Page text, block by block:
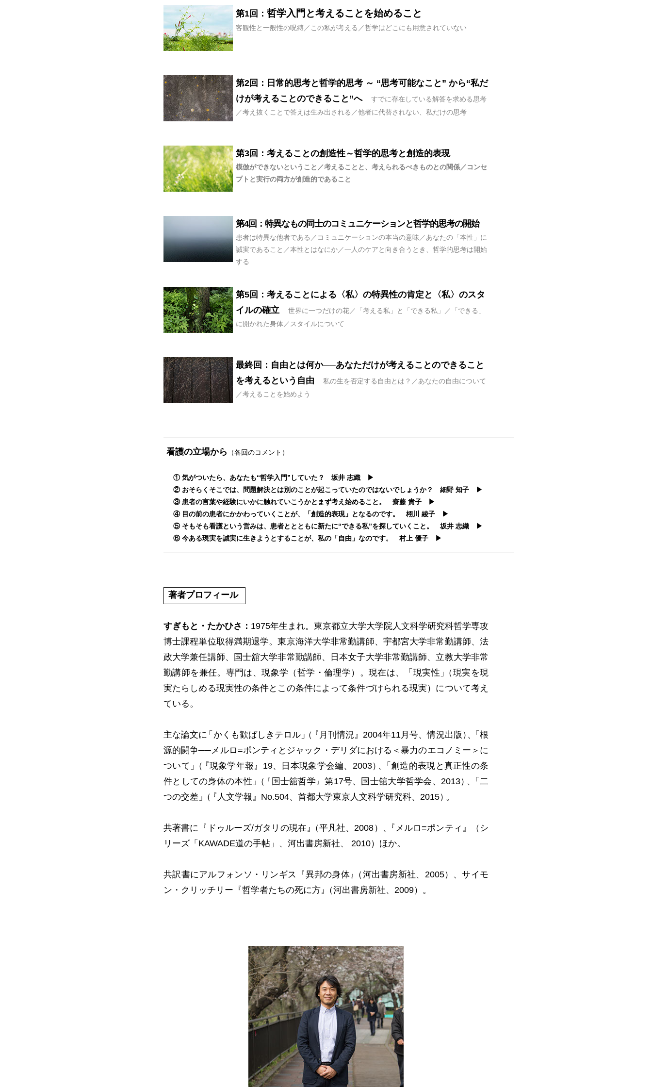
第1回： 哲学入門と考えることを始めること
客観性と一般性の呪縛／この私が考える／哲学はどこにも用意されていない
第2回：日常的思考と哲学的思考 ～ “思考可能なこと” から“私だ
けが考えることのできること”へ
すでに存在している解答を求める思考
／考え抜くことで答えは生み出される／他者に代替されない、私だけの思考
第3回：考えることの創造性～哲学的思考と創造的表現
模倣ができないということ／考えることと、考えられるべきものとの関係／コンセ
プトと実行の両方が創造的であること
第4回：特異なもの同士のコミュニケーションと哲学的思考の開始
患者は特異な他者である／コミュニケーションの本当の意味／あなたの「本性」に
誠実であること／本性とはなにか／一人のケアと向き合うとき、哲学的思考は開始
する
第5回：考えることによる〈私〉の特異性の肯定と〈私〉のスタ
イルの確立
世界に一つだけの花／「考える私」と「できる私」／「できる」
に開かれた身体／スタイルについて
最終回：自由とは何か──あなただけが考えることのできること
を考えるという自由
私の生を否定する自由とは？／あなたの自由について
／考えることを始めよう
看護の立場から （各回のコメント）
① 気がついたら、あなたも“哲学入門”していた？ 坂井 志織 ▶
② おそらくそこでは、問題解決とは別のことが起こっていたのではないでしょうか？ 細野 知子 ▶
③ 患者の言葉や経験にいかに触れていこうかとまず考え始めること。 齋藤 貴子 ▶
④ 目の前の患者にかかわっていくことが、「創造的表現」となるのです。 栩川 綾子 ▶
⑤ そもそも看護という営みは、患者ととともに新たに“できる私”を探していくこと。 坂井 志織 ▶
⑥ 今ある現実を誠実に生きようとすることが、私の「自由」なのです。 村上 優子 ▶
著者プロフィール
すぎもと・たかひさ： 1975年生まれ。東京都立大学大学院人文科学研究科哲学専攻
博士課程単位取得満期退学。東京海洋大学非常勤講師、宇都宮大学非常勤講師、法
政大学兼任講師、国士舘大学非常勤講師、日本女子大学非常勤講師、立教大学非常
勤講師を兼任。専門は、現象学（哲学・倫理学）。現在は、「現実性 」 （現実を現
実たらしめる現実性の条件とこの条件によって条件づけられる現実）について考え
ている。
主な論文に「かくも歓ばしきテロル 」（『月刊情況』2004年11月号、情況出版 ） 、
「根
源的闘争──メルロ=ポンティとジャック・デリダにおける＜暴力のエコノミー＞に
ついて 」 （『現象学年報』19、日本現象学会編、2003） 、
「創造的表現と真正性の条
件としての身体の本性 」 （『国士舘哲学』第17号、国士舘大学哲学会、2013） 、
「二
つの交差 」 （『人文学報』No.504、首都大学東京人文科学研究科、2015） 。
共著書に『ドゥルーズ/ガタリの現在』 （平凡社、2008） 、
『メルロ=ポンティ』（シ
リーズ「KAWADE道の手帖」、河出書房新社、 2010）ほか。
共訳書にアルフォンソ・リンギス『異邦の身体』 （河出書房新社、2005）、サイモ
ン・クリッチリー『哲学者たちの死に方』 （河出書房新社、2009）。